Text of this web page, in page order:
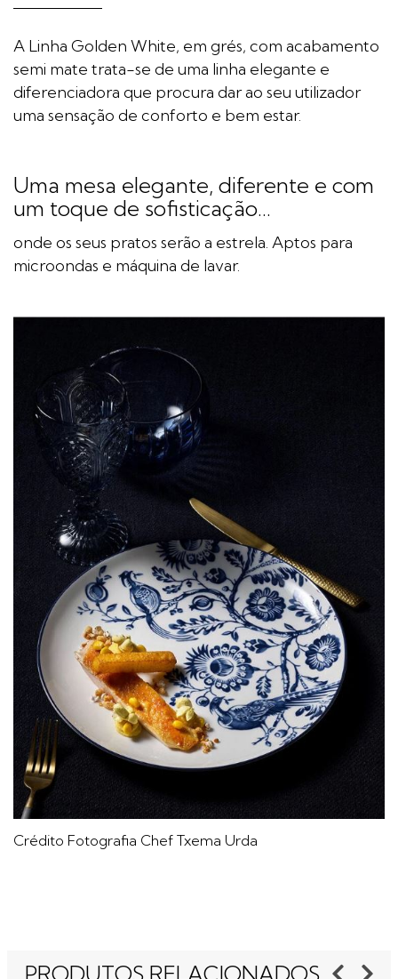
A Linha Golden White, em grés, com acabamento
semi mate trata-se de uma linha elegante e
diferenciadora que procura dar ao seu utilizador
uma sensação de conforto e bem estar.
Uma mesa elegante, diferente e com
um toque de sofisticação...
onde os seus pratos serão a estrela. Aptos para
microondas e máquina de lavar.
Crédito Fotografia Chef Txema Urda
PRODUTOS RELACIONADOS